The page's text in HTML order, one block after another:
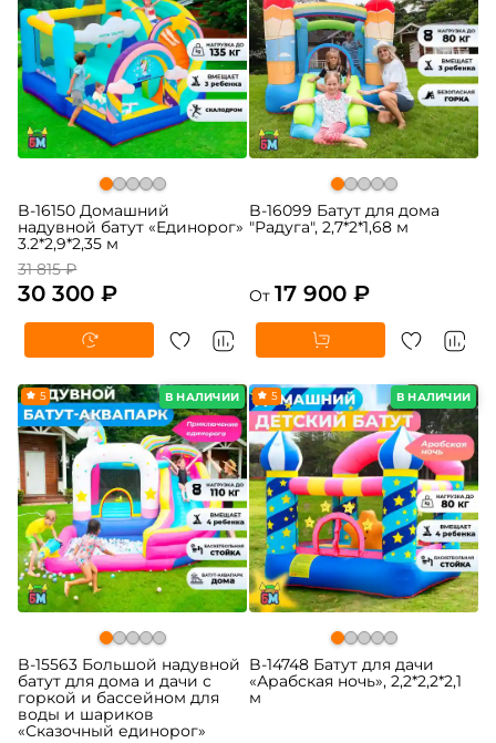
B-16150 Домашний
надувной батут «Единорог»
3.2*2,9*2,35 м
31 815 ₽
30 300 ₽
B-16099 Батут для дома
"Радуга", 2,7*2*1,68 м
От 17 900 ₽
В НАЛИЧИИ
5
B-15563 Большой надувной
батут для дома и дачи с
горкой и бассейном для
воды и шариков
«Сказочный единорог»
В НАЛИЧИИ
5
B-14748 Батут для дачи
«Арабская ночь», 2,2*2,2*2,1
м